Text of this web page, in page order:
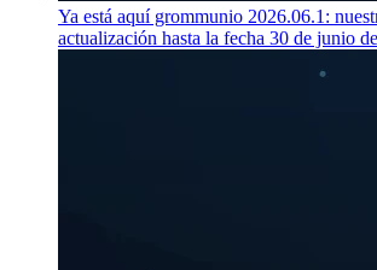
Ya está aquí grommunio 2026.06.1:
actualización hasta la fecha 30 de junio